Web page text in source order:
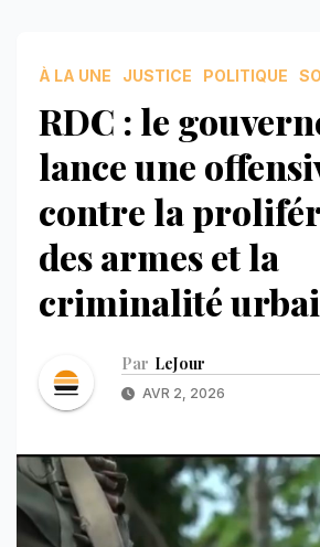
À LA UNE JUSTICE POLITIQUE
RDC : le
lance une
contre la
des armes et la
criminalité
Par LeJour
AVR 2, 2026